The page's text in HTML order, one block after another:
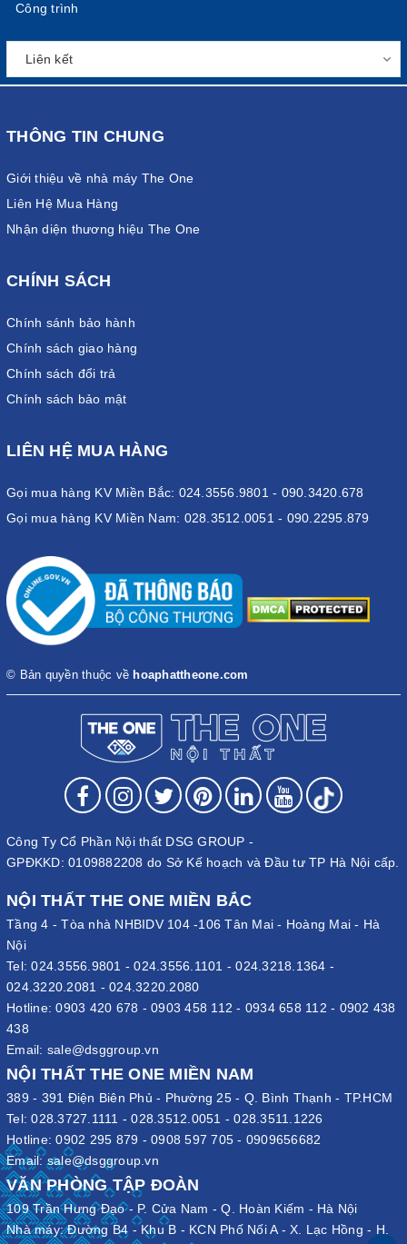
Công trình
THÔNG TIN CHUNG
Giới thiệu về nhà máy The One
Liên Hệ Mua Hàng
Nhận diện thương hiệu The One
CHÍNH SÁCH
Chính sánh bảo hành
Chính sách giao hàng
Chính sách đổi trả
Chính sách bảo mật
LIÊN HỆ MUA HÀNG
Gọi mua hàng KV Miền Bắc: 024.3556.9801 - 090.3420.678
Gọi mua hàng KV Miền Nam: 028.3512.0051 - 090.2295.879
© Bản quyền thuộc về hoaphattheone.com
Công Ty Cổ Phần Nội thất DSG GROUP -
GPĐKKD: 0109882208 do Sở Kế hoạch và Đầu tư TP Hà Nội cấp.
NỘI THẤT THE ONE MIỀN BẮC
Tầng 4 - Tòa nhà NHBIDV 104 -106 Tân Mai - Hoàng Mai - Hà
Nội
Tel:024.3556.9801 -024.3556.1101 -024.3218.1364 -
024.3220.2081 - 024.3220.2080
Hotline:0903 420 678 - 0903 458 112 - 0934 658 112 - 0902 438
438
Email: sale@dsggroup.vn
NỘI THẤT THE ONE MIỀN NAM
389 - 391 Điện Biên Phủ - Phường 25 - Q. Bình Thạnh - TP.HCM
Tel:028.3727.1111 -028.3512.0051 -028.3511.1226
Hotline:0902 295 879 - 0908 597 705 - 0909656682
Email:sale@dsggroup.vn
VĂN PHÒNG TẬP ĐOÀN
109 Trần Hưng Đạo - P. Cửa Nam - Q. Hoàn Kiếm - Hà Nội
Nhà máy: Đường B4 - Khu B - KCN Phố Nối A - X. Lạc Hồng - H.